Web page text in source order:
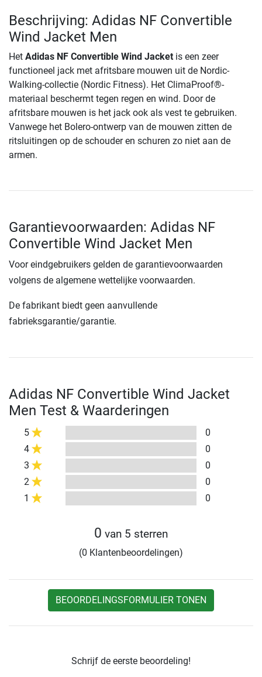
Beschrijving: Adidas NF Convertible
Wind Jacket Men
Het Adidas NF Convertible Wind Jacket is een zeer
functioneel jack met afritsbare mouwen uit de Nordic-
Walking-collectie (Nordic Fitness). Het ClimaProof®-
materiaal beschermt tegen regen en wind. Door de
afritsbare mouwen is het jack ook als vest te gebruiken.
Vanwege het Bolero-ontwerp van de mouwen zitten de
ritsluitingen op de schouder en schuren zo niet aan de
armen.
Garantievoorwaarden: Adidas NF
Convertible Wind Jacket Men
Voor eindgebruikers gelden de garantievoorwaarden
volgens de algemene wettelijke voorwaarden.
De fabrikant biedt geen aanvullende
fabrieksgarantie/garantie.
Adidas NF Convertible Wind Jacket
Men Test & Waarderingen
5
0
4
0
3
0
2
0
1
0
0 van 5 sterren
(0 Klantenbeoordelingen)
BEOORDELINGSFORMULIER TONEN
Schrijf de eerste beoordeling!